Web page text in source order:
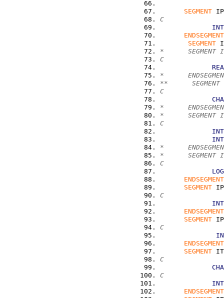
SEGMENT
C
ENDSEGMENT
SEGMENT
*      SEGMENT
C
*
**      SEGMENT
C
*
*      SEGMENT
C
*
*      SEGMENT
C
ENDSEGMENT
SEGMENT
C
ENDSEGMENT
SEGMENT
C
ENDSEGMENT
SEGMENT
C
C
ENDSEGMENT